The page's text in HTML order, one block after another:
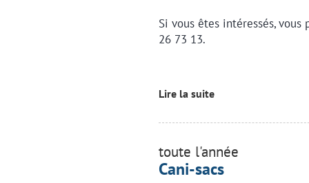
Si vous êtes intéressés,
26 73 13.
Lire la suite
toute l'année
Cani-sacs